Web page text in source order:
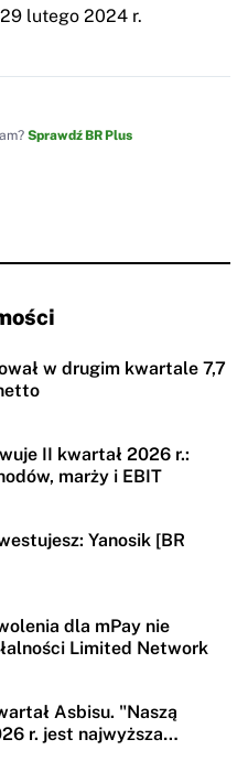
lutego 2024 r.
Sprawdź BR Plus
w drugim kwartale 7,7
II kwartał 2026 r.:
marży i EBIT
Yanosik [BR
dla mPay nie
Limited Network
Asbisu. "Naszą
r. jest najwyższa
historii"